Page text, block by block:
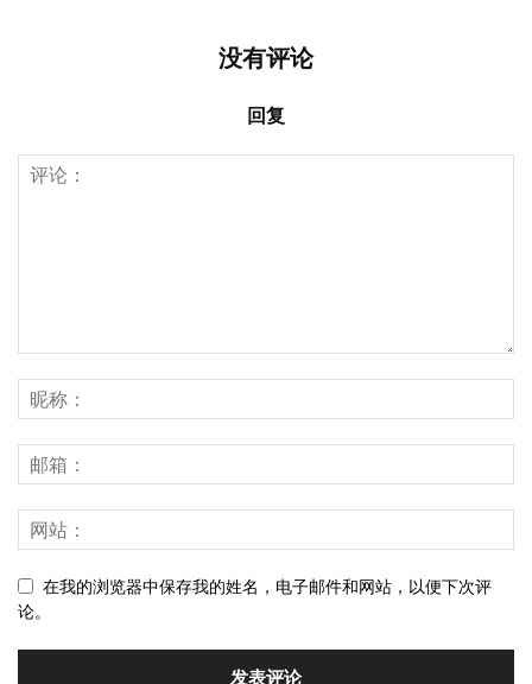
没有评论
回复
在我的浏览器中保存我的姓名，电子邮件和网站，以便下次评
论。